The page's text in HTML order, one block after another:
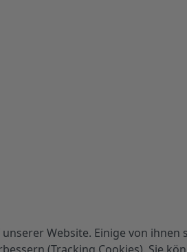
Website. Einige von